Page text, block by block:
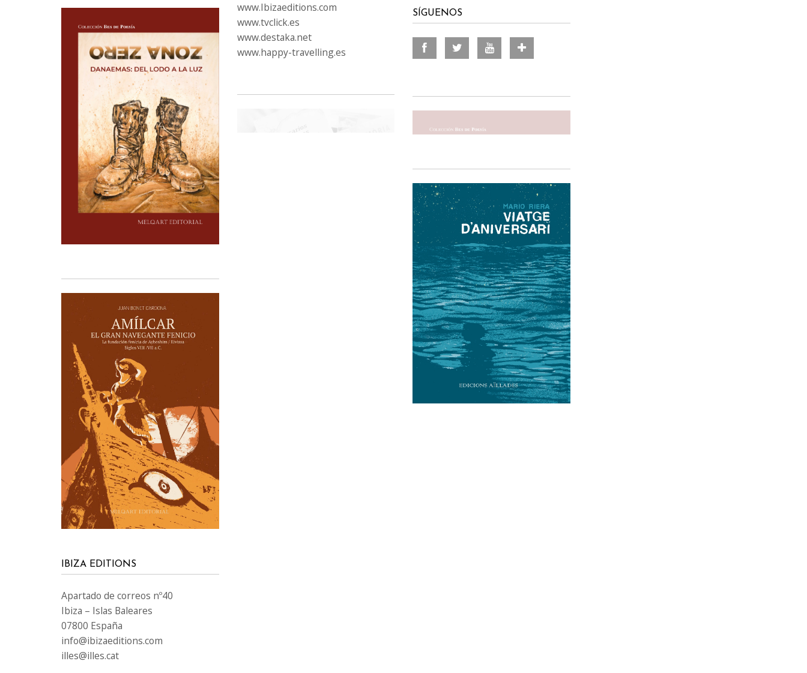
IBIZA EDITIONS
Apartado de correos nº40
Ibiza – Islas Baleares
07800 España
info@ibizaeditions.com
illes@illes.cat
www.Ibizaeditions.com
www.tvclick.es
www.destaka.net
www.happy-travelling.es
SÍGUENOS